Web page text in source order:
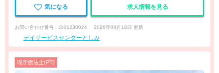
気になる 求人情報を見る
お問い合わせ番号 : J101230024 2026年06月18日 更新
デイサービスセンターとしみ
理学療法士(PT)